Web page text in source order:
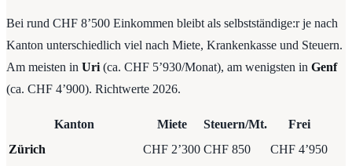
Bei rund CHF 8’500 Einkommen bleibt als selbstständige:r je nach
Kanton unterschiedlich viel nach Miete, Krankenkasse und Steuern.
Am meisten in Uri (ca. CHF 5’930/Monat), am wenigsten in Genf
(ca. CHF 4’900). Richtwerte 2026.
Kanton Miete Steuern/Mt.
Frei
Zürich
CHF 2’300 CHF 850
CHF 4’950